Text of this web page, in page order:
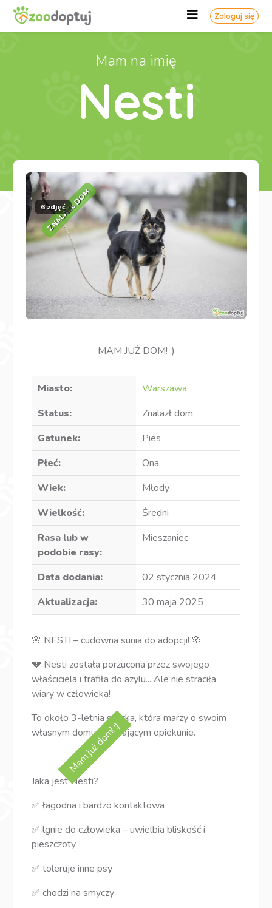
Zaloguj się
Mam na imię
Nesti
ZNALAZŁ DOM
6 zdjęć
MAM JUŻ DOM! :)
Miasto:
Warszawa
Status:
Znalazł dom
Gatunek:
Pies
Płeć:
Ona
Wiek:
Młody
Wielkość:
Średni
Rasa lub w
podobie rasy:
Mieszaniec
Data dodania:
02 stycznia 2024
Aktualizacja:
30 maja 2025
Mam już dom! :)
🌸 NESTI – cudowna sunia do adopcji! 🌸
💔 Nesti została porzucona przez swojego
właściciela i trafiła do azylu... Ale nie straciła
wiary w człowieka!
To około 3-letnia suczka, która marzy o swoim
własnym domu i kochającym opiekunie.
Jaka jest Nesti?
✅ łagodna i bardzo kontaktowa
✅ lgnie do człowieka – uwielbia bliskość i
pieszczoty
✅ toleruje inne psy
✅ chodzi na smyczy